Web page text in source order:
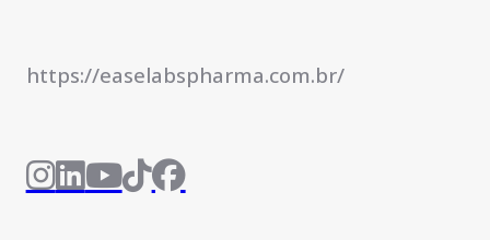
https://easelabspharma.com.br/